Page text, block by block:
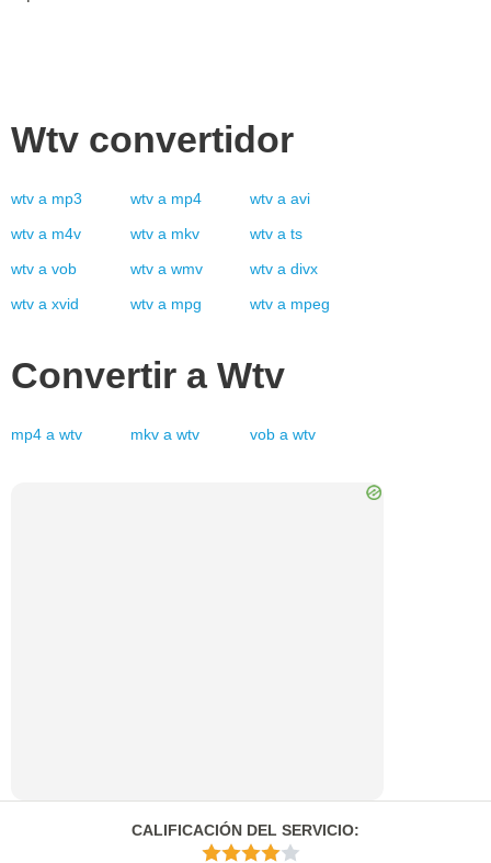
Wtv convertidor
wtv a mp3 wtv a mp4 wtv a avi
wtv a m4v wtv a mkv wtv a ts
wtv a vob wtv a wmv wtv a divx
wtv a xvid wtv a mpg wtv a mpeg
Convertir a Wtv
mp4 a wtv mkv a wtv vob a wtv
CALIFICACIÓN DEL SERVICIO: